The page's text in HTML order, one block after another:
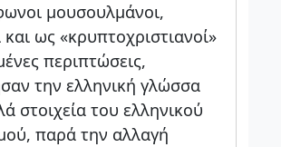
μουσουλμάνοι,
ως «κρυπτοχριστιανοί»
περιπτώσεις,
την ελληνική γλώσσα
στοιχεία του ελληνικού
παρά την αλλαγή